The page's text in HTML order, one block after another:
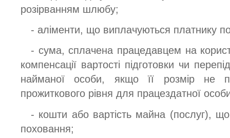
розірванням шлюбу;
- аліменти, що виплачуються платнику
- сума, сплачена працедавцем на
компенсації вартості підготовки чи
найманої особи, якщо її розмір не
прожиткового рівня для працездатної
- кошти або вартість майна (послуг),
поховання;